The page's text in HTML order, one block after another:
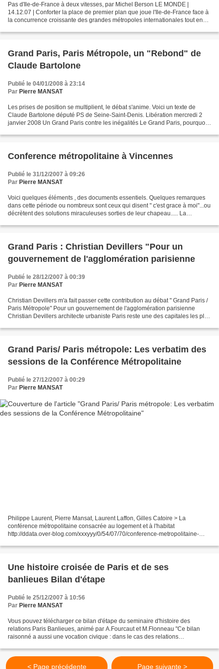
Pas d'Ile-de-France à deux vitesses, par Michel Berson LE MONDE |
14.12.07 | Conforter la place de premier plan que joue l'Ile-de-France face à
la concurrence croissante des grandes métropoles internationales tout en
Grand Paris, Paris Métropole, un "Rebond" de
Claude Bartolone
Publié le 04/01/2008 à 23:14
Par Pierre MANSAT
Les prises de position se multiplient, le débat s'anime. Voici un texte de
Claude Bartolone député PS de Seine-Saint-Denis. Libération mercredi 2
janvier 2008 Un Grand Paris contre les inégalités Le Grand Paris, pourquoi
Conference métropolitaine à Vincennes
Publié le 31/12/2007 à 09:26
Par Pierre MANSAT
Voici quelques éléments , des documents essentiels. Quelques remarques
dans cette période ou nombreux sont ceux qui disent " c'est grace à moi"...ou
décrètent des solutions miraculeuses sorties de leur chapeau..... La
Grand Paris : Christian Devillers "Pour un
gouvernement de l'agglomération parisienne
Publié le 28/12/2007 à 00:39
Par Pierre MANSAT
Christian Devillers m'a fait passer cette contribution au débat " Grand Paris /
Paris Métropole" Pour un gouvernement de l'agglomération parisienne
Christian Devillers architecte urbaniste Paris reste une des capitales les plus
Grand Paris/ Paris métropole: Les verbatim des
sessions de la Conférence Métropolitaine
Publié le 27/12/2007 à 00:29
Par Pierre MANSAT
Philippe Laurent, Pierre Mansat, Laurent Laffon, Gilles Catoire > La
conférence métropolitaine consacrée au logement et à l'habitat
http://ddata.over-blog.com/xxxyyy/0/54/07/70/conference-metropolitaine-
Une histoire croisée de Paris et de ses
banlieues Bilan d'étape
Publié le 25/12/2007 à 10:56
Par Pierre MANSAT
Vous pouvez télécharger ce bilan d'étape du seminaire d'histoire des
relations Paris Banlieues, animé par A.Fourcaut et M.Flonneau "Ce bilan
raisonné a aussi une vocation civique : dans le cas des relations
< Page précédente Page suivante >